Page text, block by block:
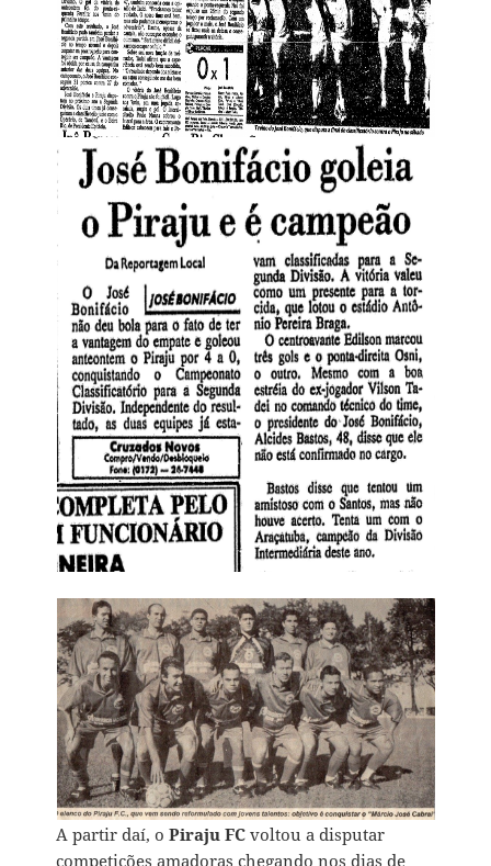
A partir daí, oPiraju FCvoltou a disputar
competições amadoras chegando nos dias de